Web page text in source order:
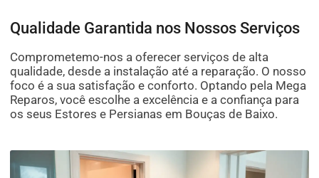
Qualidade Garantida nos Nossos Serviços
Comprometemo-nos a oferecer serviços de alta
qualidade, desde a instalação até a reparação. O nosso
foco é a sua satisfação e conforto. Optando pela Mega
Reparos, você escolhe a excelência e a confiança para
os seus Estores e Persianas em Bouças de Baixo.